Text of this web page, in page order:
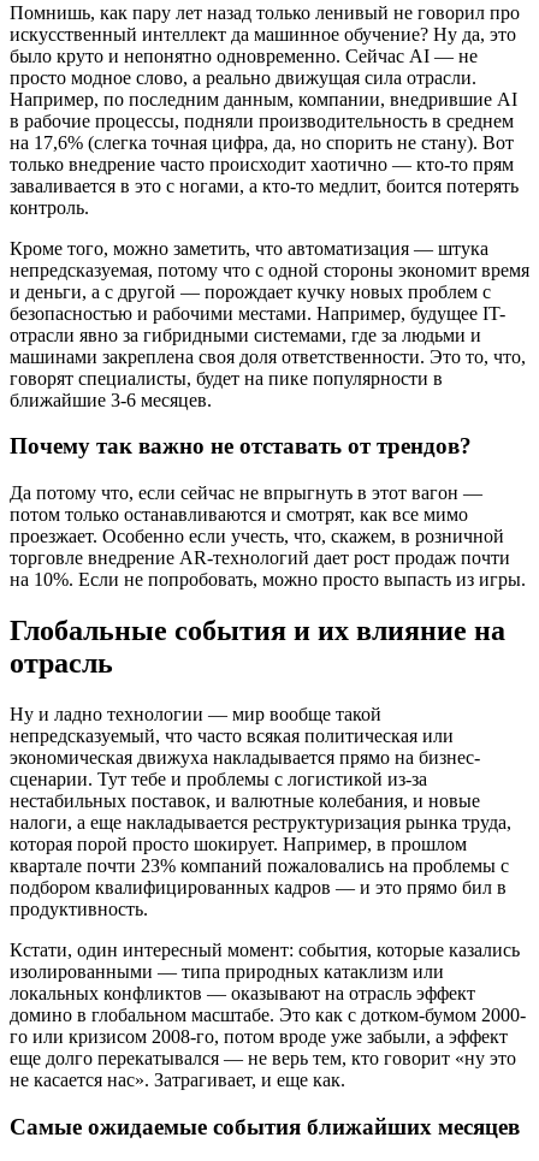
Помнишь, как пару лет назад только ленивый не говорил про
искусственный интеллект да машинное обучение? Ну да, это
было круто и непонятно одновременно. Сейчас AI — не
просто модное слово, а реально движущая сила отрасли.
Например, по последним данным, компании, внедрившие AI
в рабочие процессы, подняли производительность в среднем
на 17,6% (слегка точная цифра, да, но спорить не стану). Вот
только внедрение часто происходит хаотично — кто-то прям
заваливается в это с ногами, а кто-то медлит, боится потерять
контроль.
Кроме того, можно заметить, что автоматизация — штука
непредсказуемая, потому что с одной стороны экономит время
и деньги, а с другой — порождает кучку новых проблем с
безопасностью и рабочими местами. Например, будущее IT-
отрасли явно за гибридными системами, где за людьми и
машинами закреплена своя доля ответственности. Это то, что,
говорят специалисты, будет на пике популярности в
ближайшие 3-6 месяцев.
Почему так важно не отставать от трендов?
Да потому что, если сейчас не впрыгнуть в этот вагон —
потом только останавливаются и смотрят, как все мимо
проезжает. Особенно если учесть, что, скажем, в розничной
торговле внедрение AR-технологий дает рост продаж почти
на 10%. Если не попробовать, можно просто выпасть из игры.
Глобальные события и их влияние на
отрасль
Ну и ладно технологии — мир вообще такой
непредсказуемый, что часто всякая политическая или
экономическая движуха накладывается прямо на бизнес-
сценарии. Тут тебе и проблемы с логистикой из-за
нестабильных поставок, и валютные колебания, и новые
налоги, а еще накладывается реструктуризация рынка труда,
которая порой просто шокирует. Например, в прошлом
квартале почти 23% компаний пожаловались на проблемы с
подбором квалифицированных кадров — и это прямо бил в
продуктивность.
Кстати, один интересный момент: события, которые казались
изолированными — типа природных катаклизм или
локальных конфликтов — оказывают на отрасль эффект
домино в глобальном масштабе. Это как с дотком-бумом 2000-
го или кризисом 2008-го, потом вроде уже забыли, а эффект
еще долго перекатывался — не верь тем, кто говорит «ну это
не касается нас». Затрагивает, и еще как.
Самые ожидаемые события ближайших месяцев